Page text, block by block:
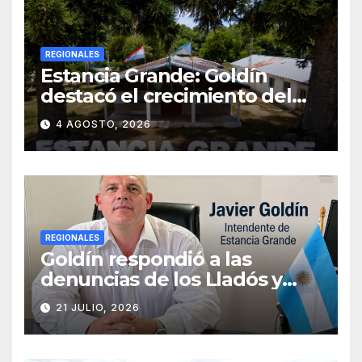
REGIONALES
Estancia Grande: Goldín
destacó el crecimiento del
municipio, anunció nuevas
obras y defendió su gestión
frente a las críticas
4 AGOSTO, 2026
REGIONALES
Goldín respondió a las
denuncias de los Lladós y
defendió la transparencia de
su gestión
21 JULIO, 2026